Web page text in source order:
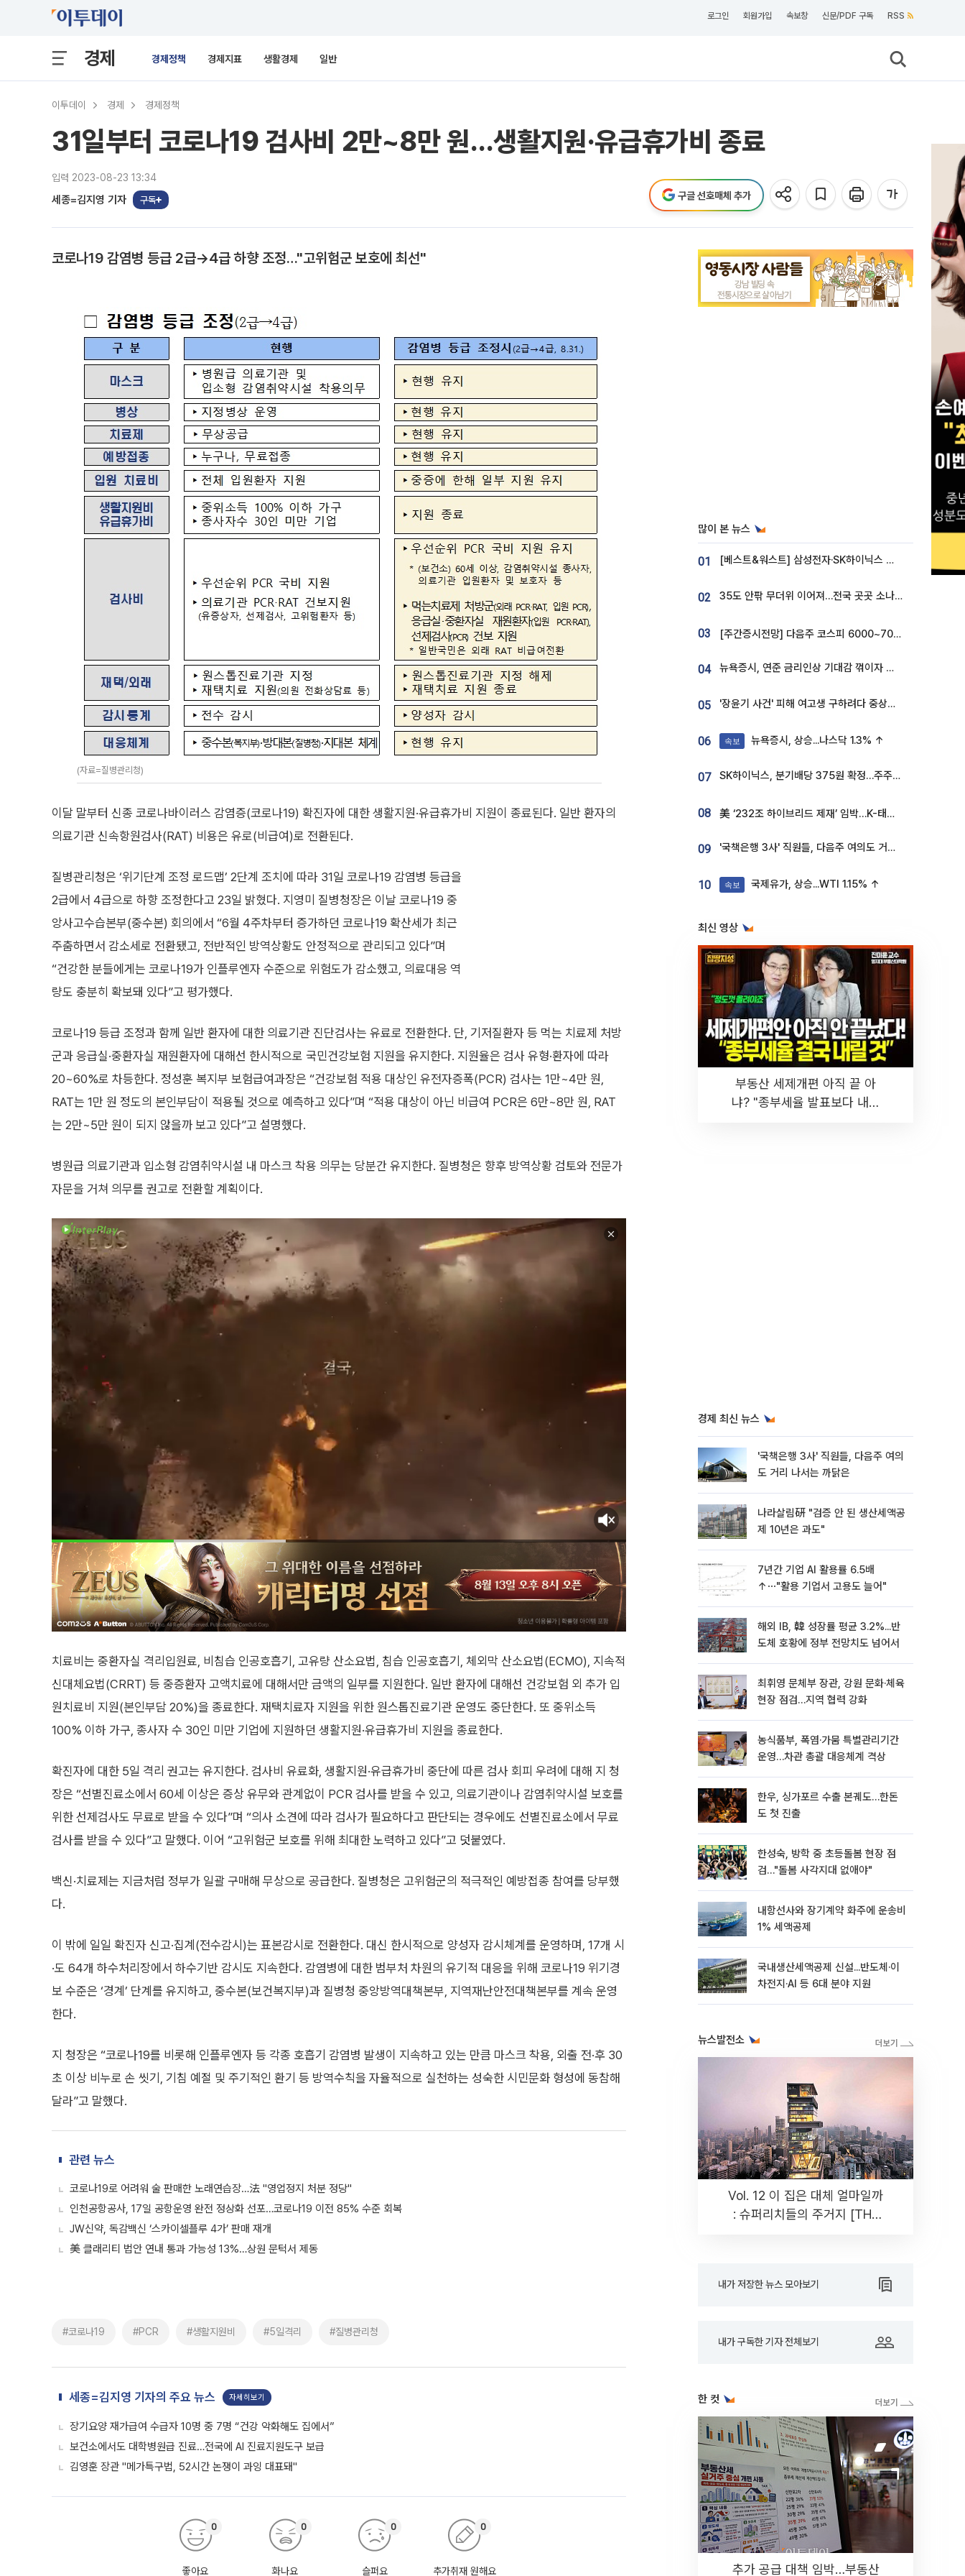
로그인 회원가입 속보창 신문/PDF 구독 RSS
경제 경제정책 경제지표 생활경제 일반
이투데이 경제 경제정책
31일부터 코로나19 검사비 2만~8만 원…생활지원·유급휴가비 종료
입력 2023-08-23 13:34
세종=김지영 기자 구독 구글 선호매체 추가
코로나19 감염병 등급 2급→4급 하향 조정…"고위험군 보호에 최선"
(자료=질병관리청)
이달 말부터 신종 코로나바이러스 감염증(코로나19) 확진자에 대한 생활지원·유급휴가비 지원이 종료된다. 일반 환자의
의료기관 신속항원검사(RAT) 비용은 유로(비급여)로 전환된다.
질병관리청은 ‘위기단계 조정 로드맵’ 2단계 조치에 따라 31일 코로나19 감염병 등급을
2급에서 4급으로 하향 조정한다고 23일 밝혔다. 지영미 질병청장은 이날 코로나19 중
앙사고수습본부(중수본) 회의에서 “6월 4주차부터 증가하던 코로나19 확산세가 최근
주춤하면서 감소세로 전환됐고, 전반적인 방역상황도 안정적으로 관리되고 있다”며
“건강한 분들에게는 코로나19가 인플루엔자 수준으로 위험도가 감소했고, 의료대응 역
량도 충분히 확보돼 있다”고 평가했다.
코로나19 등급 조정과 함께 일반 환자에 대한 의료기관 진단검사는 유료로 전환한다. 단, 기저질환자 등 먹는 치료제 처방
군과 응급실·중환자실 재원환자에 대해선 한시적으로 국민건강보험 지원을 유지한다. 지원율은 검사 유형·환자에 따라
20~60%로 차등한다. 정성훈 복지부 보험급여과장은 “건강보험 적용 대상인 유전자증폭(PCR) 검사는 1만~4만 원,
RAT는 1만 원 정도의 본인부담이 적용될 것으로 예측하고 있다”며 “적용 대상이 아닌 비급여 PCR은 6만~8만 원, RAT
는 2만~5만 원이 되지 않을까 보고 있다”고 설명했다.
병원급 의료기관과 입소형 감염취약시설 내 마스크 착용 의무는 당분간 유지한다. 질병청은 향후 방역상황 검토와 전문가
자문을 거쳐 의무를 권고로 전환할 계획이다.
치료비는 중환자실 격리입원료, 비침습 인공호흡기, 고유량 산소요법, 침습 인공호흡기, 체외막 산소요법(ECMO), 지속적
신대체요법(CRRT) 등 중증환자 고액치료에 대해서만 금액의 일부를 지원한다. 일반 환자에 대해선 건강보험 외 추가 입
원치료비 지원(본인부담 20%)을 종료한다. 재택치료자 지원을 위한 원스톱진료기관 운영도 중단한다. 또 중위소득
100% 이하 가구, 종사자 수 30인 미만 기업에 지원하던 생활지원·유급휴가비 지원을 종료한다.
확진자에 대한 5일 격리 권고는 유지한다. 검사비 유료화, 생활지원·유급휴가비 중단에 따른 검사 회피 우려에 대해 지 청
장은 “선별진료소에서 60세 이상은 증상 유무와 관계없이 PCR 검사를 받을 수 있고, 의료기관이나 감염취약시설 보호를
위한 선제검사도 무료로 받을 수 있다”며 “의사 소견에 따라 검사가 필요하다고 판단되는 경우에도 선별진료소에서 무료
검사를 받을 수 있다”고 말했다. 이어 “고위험군 보호를 위해 최대한 노력하고 있다”고 덧붙였다.
백신·치료제는 지금처럼 정부가 일괄 구매해 무상으로 공급한다. 질병청은 고위험군의 적극적인 예방접종 참여를 당부했
다.
이 밖에 일일 확진자 신고·집계(전수감시)는 표본감시로 전환한다. 대신 한시적으로 양성자 감시체계를 운영하며, 17개 시
·도 64개 하수처리장에서 하수기반 감시도 지속한다. 감염병에 대한 범부처 차원의 유기적 대응을 위해 코로나19 위기경
보 수준은 ‘경계’ 단계를 유지하고, 중수본(보건복지부)과 질병청 중앙방역대책본부, 지역재난안전대책본부를 계속 운영
한다.
지 청장은 “코로나19를 비롯해 인플루엔자 등 각종 호흡기 감염병 발생이 지속하고 있는 만큼 마스크 착용, 외출 전·후 30
초 이상 비누로 손 씻기, 기침 예절 및 주기적인 환기 등 방역수칙을 자율적으로 실천하는 성숙한 시민문화 형성에 동참해
달라”고 말했다.
관련 뉴스
코로나19로 어려워 술 판매한 노래연습장…法 "영업정지 처분 정당"
인천공항공사, 17일 공항운영 완전 정상화 선포…코로나19 이전 85% 수준 회복
JW신약, 독감백신 ‘스카이셀플루 4가’ 판매 재개
美 클래리티 법안 연내 통과 가능성 13%…상원 문턱서 제동
#코로나19 #PCR #생활지원비 #5일격리 #질병관리청
세종=김지영 기자의 주요 뉴스 자세히보기
장기요양 재가급여 수급자 10명 중 7명 “건강 악화해도 집에서”
보건소에서도 대학병원급 진료…전국에 AI 진료지원도구 보급
김영훈 장관 "메가특구법, 52시간 논쟁이 과잉 대표돼"
좋아요
0
화나요
0
슬퍼요
0
추가취재 원해요
0
많이 본 뉴스
01 [베스트&워스트] 삼성전자·SK하이닉스 밀린 한 주…상상인증권은 85% 급등
02 35도 안팎 무더위 이어져…전국 곳곳 소나기 [오늘 날씨]
03 [주간증시전망] 다음주 코스피 6000~7000⋯“外人 수급은 정책이 변수”
04 뉴욕증시, 연준 금리인상 기대감 꺾이자 상승...S&P500 사상 최고치 [종합]
05 '장윤기 사건' 피해 여고생 구하려다 중상…고교생 의상자 지정
06 속보 뉴욕증시, 상승...나스닥 1.3% ↑
07 SK하이닉스, 분기배당 375원 확정…주주환원책 9월로 앞당겨 발표
08 美 ‘232조 하이브리드 제재’ 임박…K-태양광, 불확실성 털고 날개 다나
09 '국책은행 3사' 직원들, 다음주 여의도 거리 나서는 까닭은
10 속보 국제유가, 상승...WTI 1.15% ↑
최신 영상
부동산 세제개편 아직 끝 아
냐? "종부세율 발표보다 내릴
경제 최신 뉴스
'국책은행 3사' 직원들, 다음주 여의
도 거리 나서는 까닭은
나라살림硏 "검증 안 된 생산세액공
제 10년은 과도"
7년간 기업 AI 활용률 6.5배
↑⋯"활용 기업서 고용도 늘어"
해외 IB, 韓 성장률 평균 3.2%...반
도체 호황에 정부 전망치도 넘어서
최휘영 문체부 장관, 강원 문화·체육
현장 점검…지역 협력 강화
농식품부, 폭염·가뭄 특별관리기간
운영…차관 총괄 대응체계 격상
한우, 싱가포르 수출 본궤도…한돈
도 첫 진출
한성숙, 방학 중 초등돌봄 현장 점
검…"돌봄 사각지대 없애야"
내항선사와 장기계약 화주에 운송비
1% 세액공제
국내생산세액공제 신설...반도체·이
차전지·AI 등 6대 분야 지원
뉴스발전소
Vol. 12 이 집은 대체 얼마일까
: 슈퍼리치들의 주거지 [THE
내가 저장한 뉴스 모아보기
내가 구독한 기자 전체보기
한 컷
추가 공급 대책 임박…부동산